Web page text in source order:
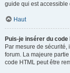
guide qui est
Haut
Puis-je insérer du code
Par mesure de sécurité,
forum. La majeure
code HTML peut être